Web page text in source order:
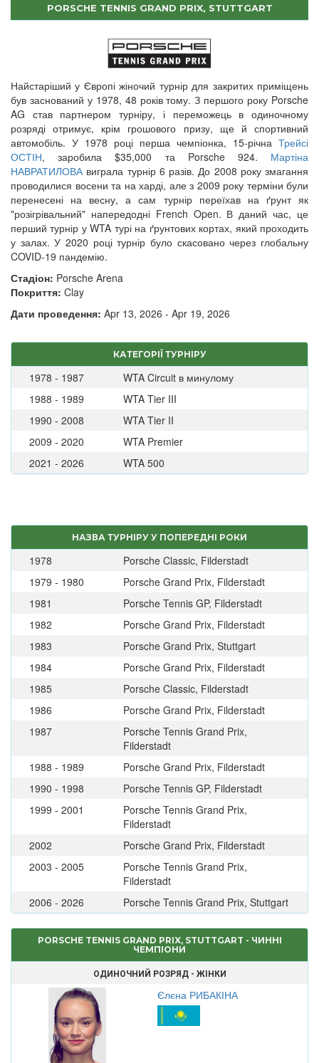
PORSCHE TENNIS GRAND PRIX, STUTTGART
Найстаріший у Європі жіночий турнір для закритих приміщень
був заснований у 1978, 48 років тому. З першого року Porsche
AG став партнером турніру, і переможець в одиночному
розряді отримує, крім грошового призу, ще й спортивний
автомобіль. У 1978 році перша чемпіонка, 15-річна Трейсі
ОСТІН, заробила $35,000 та Porsche 924. Мартіна
НАВРАТИЛОВА виграла турнір 6 разів. До 2008 року змагання
проводилися восени та на харді, але з 2009 року терміни були
перенесені на весну, а сам турнір переїхав на ґрунт як
"розігрівальний" напередодні French Open. В даний час, це
перший турнір у WTA турі на ґрунтових кортах, який проходить
у залах. У 2020 році турнір було скасовано через глобальну
COVID-19 пандемію.
Стадіон: Porsche Arena
Покриття: Clay
Дати проведення: Apr 13, 2026 - Apr 19, 2026
КАТЕГОРІЇ ТУРНІРУ
1978 - 1987
WTA Circuit в минулому
1988 - 1989
WTA Tier III
1990 - 2008
WTA Tier II
2009 - 2020
WTA Premier
2021 - 2026
WTA 500
НАЗВА ТУРНІРУ У ПОПЕРЕДНІ РОКИ
1978
Porsche Classic, Filderstadt
1979 - 1980
Porsche Grand Prix, Filderstadt
1981
Porsche Tennis GP, Filderstadt
1982
Porsche Grand Prix, Filderstadt
1983
Porsche Grand Prix, Stuttgart
1984
Porsche Grand Prix, Filderstadt
1985
Porsche Classic, Filderstadt
1986
Porsche Grand Prix, Filderstadt
1987
Porsche Tennis Grand Prix,
Filderstadt
1988 - 1989
Porsche Grand Prix, Filderstadt
1990 - 1998
Porsche Tennis GP, Filderstadt
1999 - 2001
Porsche Tennis Grand Prix,
Filderstadt
2002
Porsche Grand Prix, Filderstadt
2003 - 2005
Porsche Tennis Grand Prix,
Filderstadt
2006 - 2026
Porsche Tennis Grand Prix, Stuttgart
PORSCHE TENNIS GRAND PRIX, STUTTGART - ЧИННІ
ЧЕМПІОНИ
ОДИНОЧНИЙ РОЗРЯД - ЖІНКИ
Єлєна РИБАКІНА